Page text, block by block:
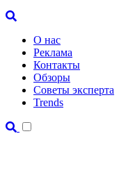
О нас
Реклама
Контакты
Обзоры
Советы эксперта
Trends